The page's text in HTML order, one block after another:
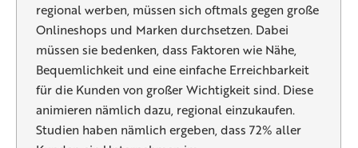
regional werben, müssen sich oftmals gegen große
Onlineshops und Marken durchsetzen. Dabei
müssen sie bedenken, dass Faktoren wie Nähe,
Bequemlichkeit und eine einfache Erreichbarkeit
für die Kunden von großer Wichtigkeit sind. Diese
animieren nämlich dazu, regional einzukaufen.
Studien haben nämlich ergeben, dass 72% aller